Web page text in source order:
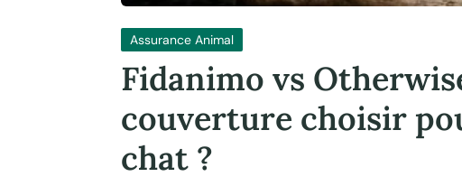
Assurance Animal
Fidanimo vs
couverture choisir
chat ?